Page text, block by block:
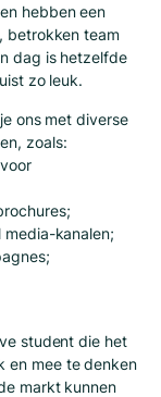
hebben een
betrokken team
dag is hetzelfde
zo leuk.
ons met diverse
zoals:
media-kanalen;
student die het
en mee te denken
markt kunnen